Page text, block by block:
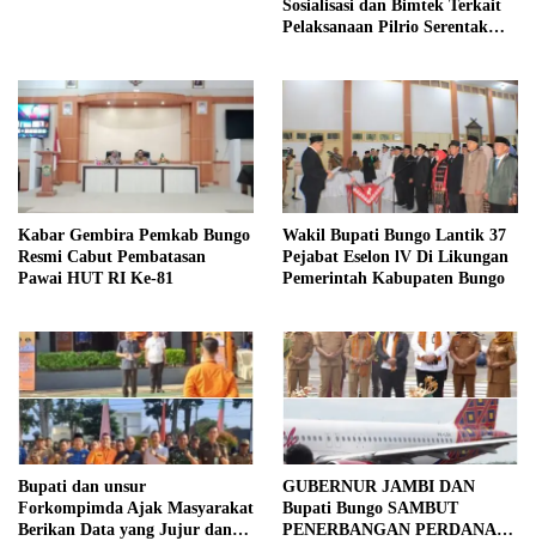
Sosialisasi dan Bimtek Terkait
Pelaksanaan Pilrio Serentak
Kabar Gembira Pemkab Bungo
Resmi Cabut Pembatasan
Pawai HUT RI Ke-81
Wakil Bupati Bungo Lantik 37
Pejabat Eselon lV Di Likungan
Pemerintah Kabupaten Bungo
Bupati dan unsur
Forkompimda Ajak Masyarakat
Berikan Data yang Jujur dan
GUBERNUR JAMBI DAN
Bupati Bungo SAMBUT
PENERBANGAN PERDANA